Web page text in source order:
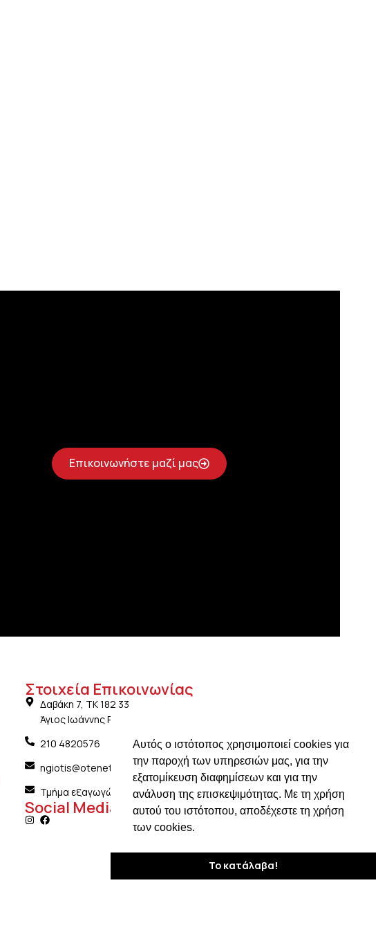
Αυτός ο ιστότοπος χρησιμοποιεί cookies για
την παροχή των υπηρεσιών μας, για την
εξατομίκευση διαφημίσεων και για την
ανάλυση της επισκεψιμότητας. Με τη χρήση
αυτού του ιστότοπου, αποδέχεστε τη χρήση
των cookies.
Το κατάλαβα!
Επικοινωνήστε μαζί μας
Στοιχεία Επικοινωνίας
Δαβάκη 7, ΤΚ 182 33
Άγιος Ιωάννης Ρέντης Αττικής
210 4820576
ngiotis@otenet.gr
Τμήμα εξαγωγών: ngiotis.ike@gmail.com
Social Media